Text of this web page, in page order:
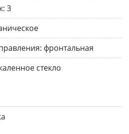
3
фронтальная
стекло